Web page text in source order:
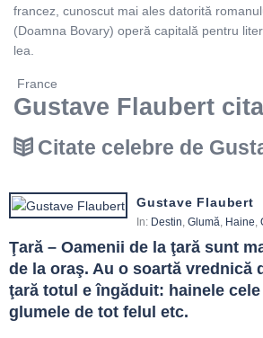
francez, cunoscut mai ales datorită
(Doamna Bovary) operă capitală pentru
lea.
France
Gustave Flaubert
Citate celebre de
Gustave Flaubert
In: Destin, Glumă, Haine,
Ţară – Oamenii de la ţară sunt
de la oraş. Au o soartă vrednică
ţară totul e îngăduit: hainele
glumele de tot felul etc.